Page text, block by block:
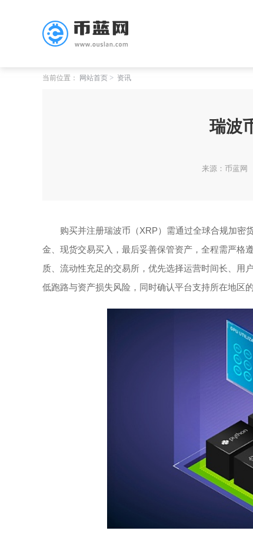
当前位置： 网站首页 资讯
瑞波
来源：币蓝网
购买并注册瑞波币（XRP）需通过全球合规加密
金、现货交易买入，最后妥善保管资产，全程需严格
质、流动性充足的交易所，优先选择运营时间长、用
低跑路与资产损失风险，同时确认平台支持所在地区